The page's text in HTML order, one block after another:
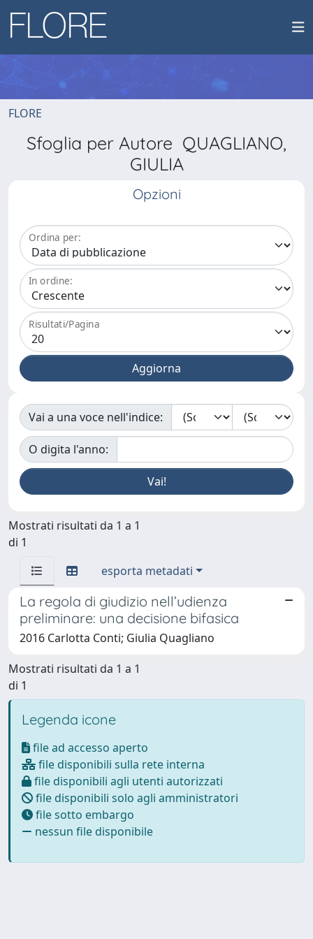
FLORE
Sfoglia per Autore QUAGLIANO,
GIULIA
Opzioni
Ordina per:
In ordine:
Risultati/Pagina
Vai a una voce nell'indice:
O digita l'anno:
Mostrati risultati da 1 a 1
di 1
esporta metadati
La regola di giudizio nell’udienza
preliminare: una decisione bifasica
2016 Carlotta Conti; Giulia Quagliano
Mostrati risultati da 1 a 1
di 1
Legenda icone
file ad accesso aperto
file disponibili sulla rete interna
file disponibili agli utenti autorizzati
file disponibili solo agli amministratori
file sotto embargo
nessun file disponibile